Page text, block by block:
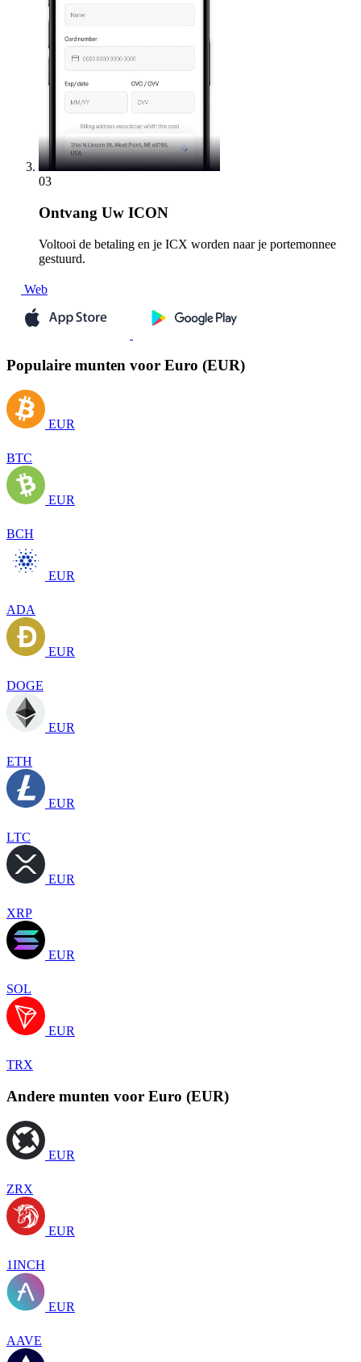
03
Ontvang Uw ICON
Voltooi de betaling en je ICX worden naar je portemonnee
gestuurd.
Web
Populaire munten voor Euro (EUR)
EUR
BTC
EUR
BCH
EUR
ADA
EUR
DOGE
EUR
ETH
EUR
LTC
EUR
XRP
EUR
SOL
EUR
TRX
Andere munten voor Euro (EUR)
EUR
ZRX
EUR
1INCH
EUR
AAVE